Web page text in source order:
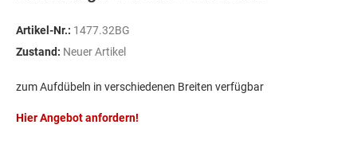
Artikel-Nr.: 1477.32BG
Zustand: Neuer Artikel
zum Aufdübeln in verschiedenen Breiten verfügbar
Hier Angebot anfordern!